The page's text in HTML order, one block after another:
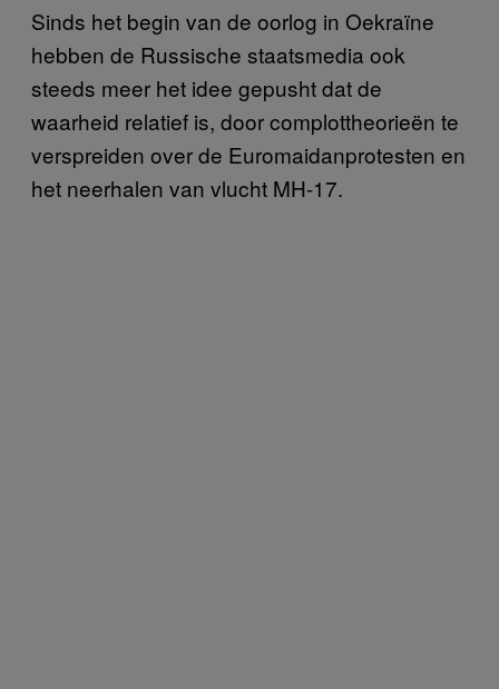
Sinds het begin van de oorlog in Oekraïne
hebben de Russische staatsmedia ook
steeds meer het idee gepusht dat de
waarheid relatief is, door complottheorieën te
verspreiden over de Euromaidanprotesten en
het neerhalen van vlucht MH-17.